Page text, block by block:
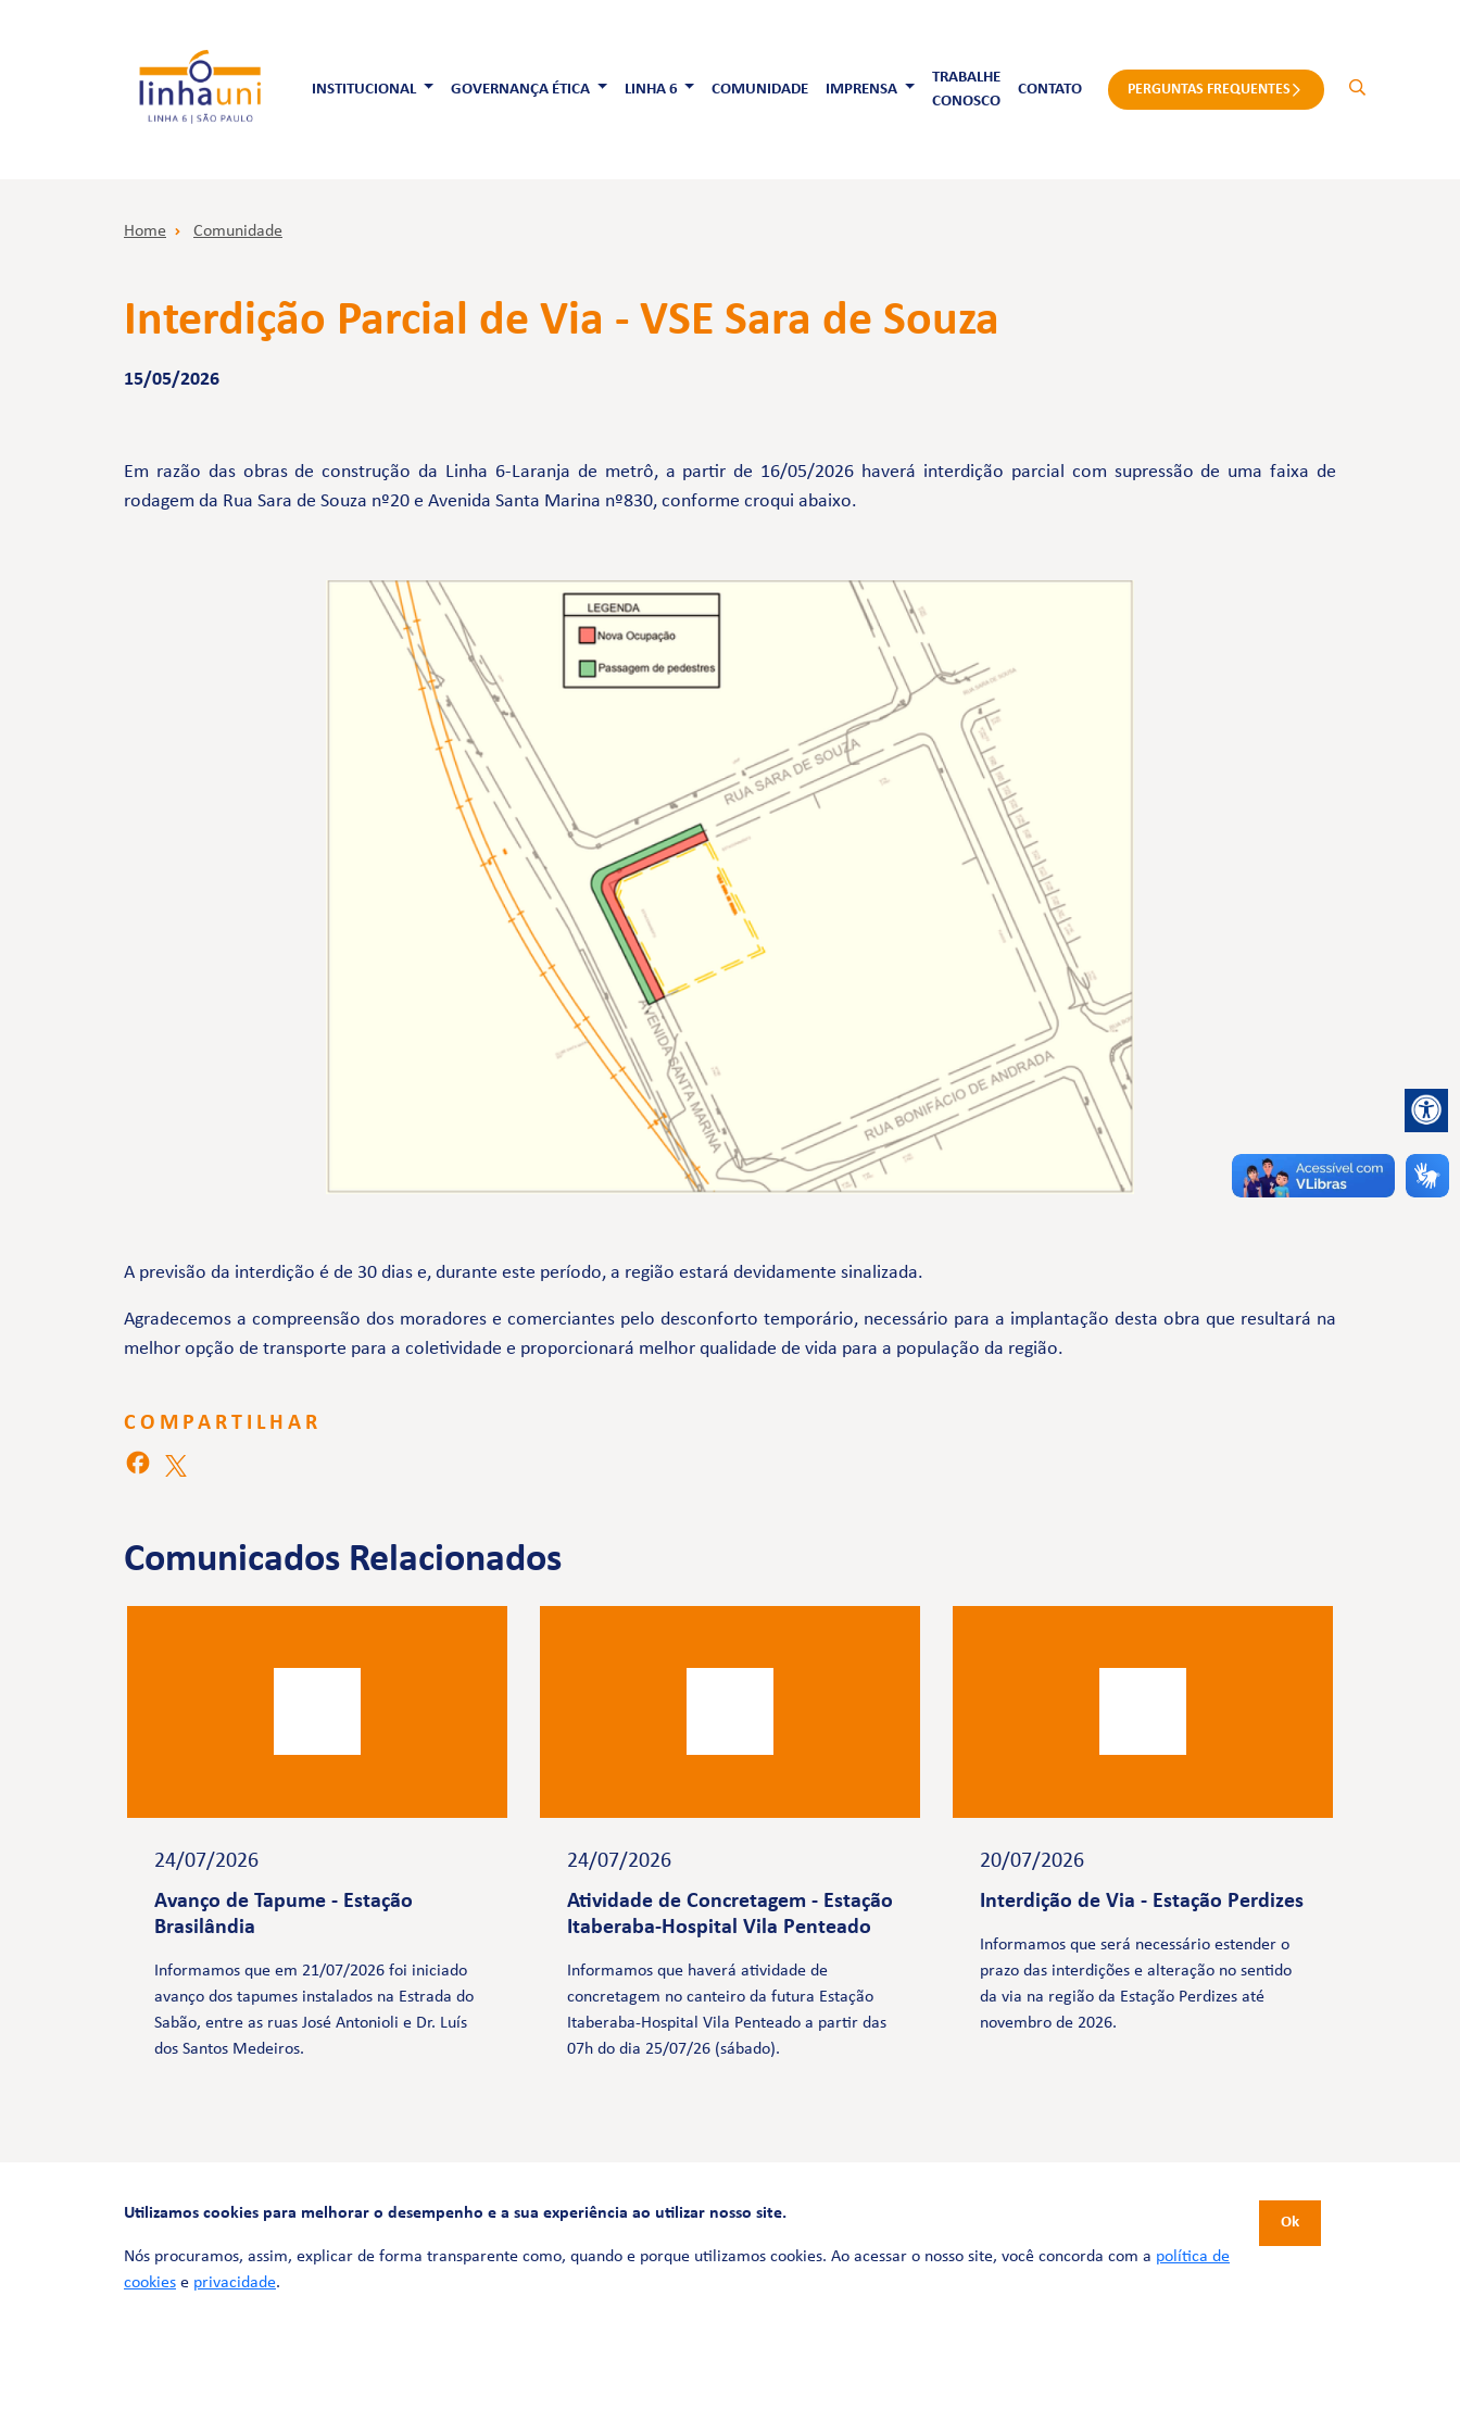
INSTITUCIONAL GOVERNANÇA ÉTICA LINHA 6 COMUNIDADE IMPRENSA
TRABALHE
CONOSCO
CONTATO PERGUNTAS FREQUENTES
Home Comunidade
Interdição Parcial de Via - VSE Sara de Souza
15/05/2026
Em razão das obras de construção da Linha 6-Laranja de metrô, a partir de 16/05/2026 haverá interdição parcial com supressão de uma faixa de
rodagem da Rua Sara de Souza nº20 e Avenida Santa Marina nº830, conforme croqui abaixo.
A previsão da interdição é de 30 dias e, durante este período, a região estará devidamente sinalizada.
Agradecemos a compreensão dos moradores e comerciantes pelo desconforto temporário, necessário para a implantação desta obra que resultará na
melhor opção de transporte para a coletividade e proporcionará melhor qualidade de vida para a população da região.
COMPARTILHAR
Comunicados Relacionados
24/07/2026
Avanço de Tapume - Estação
Brasilândia
Informamos que em 21/07/2026 foi iniciado
avanço dos tapumes instalados na Estrada do
Sabão, entre as ruas José Antonioli e Dr. Luís
dos Santos Medeiros.
24/07/2026
Atividade de Concretagem - Estação
Itaberaba-Hospital Vila Penteado
Informamos que haverá atividade de
concretagem no canteiro da futura Estação
Itaberaba-Hospital Vila Penteado a partir das
07h do dia 25/07/26 (sábado).
20/07/2026
Interdição de Via - Estação Perdizes
Informamos que será necessário estender o
prazo das interdições e alteração no sentido
da via na região da Estação Perdizes até
novembro de 2026.
FALE CONOSCO
0800 580 3172
Utilizamos cookies para melhorar o desempenho e a sua experiência ao utilizar nosso site.
Nós procuramos, assim, explicar de forma transparente como, quando e porque utilizamos cookies. Ao acessar o nosso site, você concorda com a política de
cookies e privacidade.
Ok